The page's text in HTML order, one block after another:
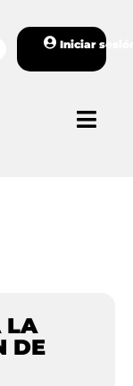
Iniciar
LA
DE